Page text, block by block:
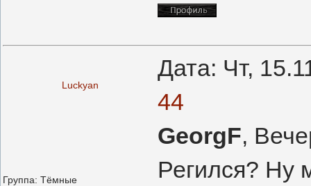
Luckyan
Дата: Чт,
44
Группа: Тёмные
GeorgF,
Регился? Ну